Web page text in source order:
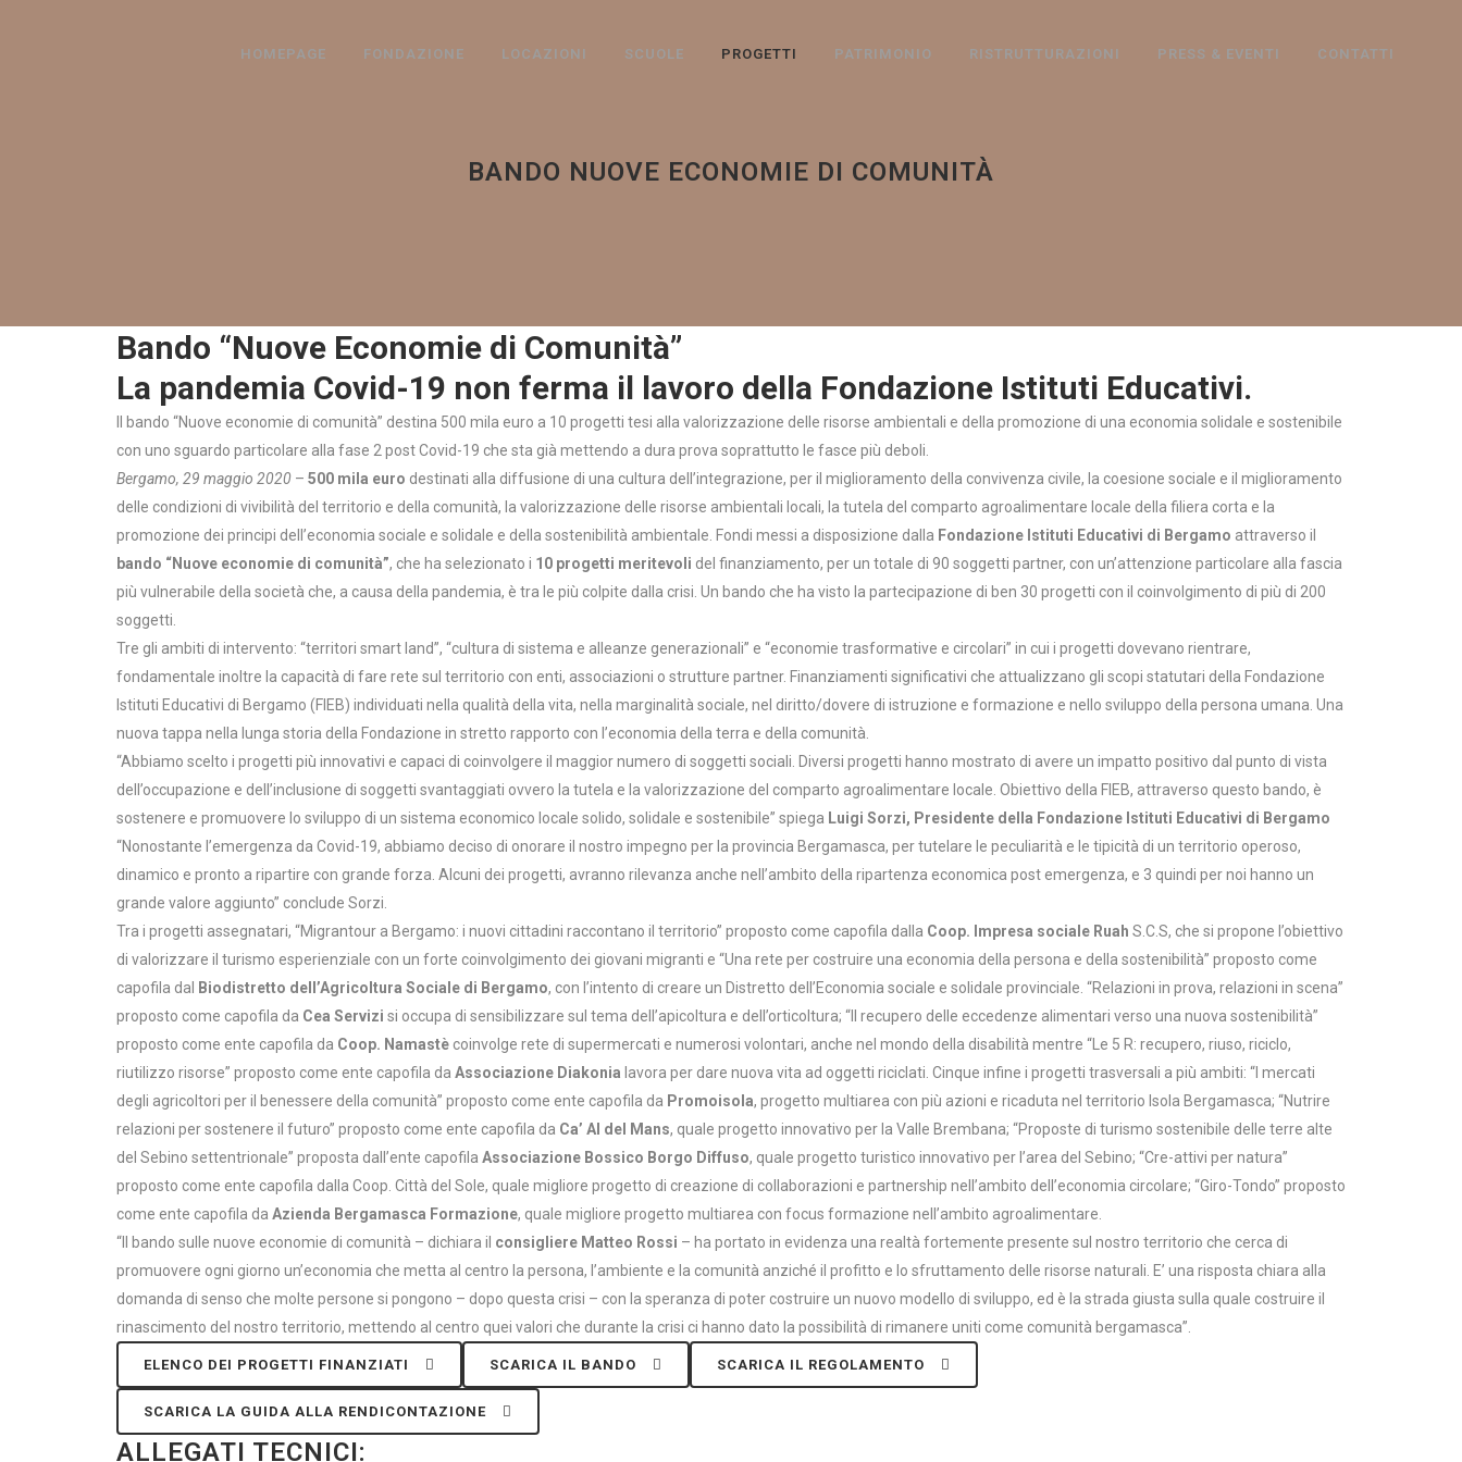
HOMEPAGE FONDAZIONE LOCAZIONI SCUOLE PROGETTI PATRIMONIO RISTRUTTURAZIONI PRESS & EVENTI CONTATTI
BANDO NUOVE ECONOMIE DI COMUNITÀ
Bando “Nuove Economie di Comunità”
La pandemia Covid-19 non ferma il lavoro della Fondazione Istituti Educativi.
Il bando “Nuove economie di comunità” destina 500 mila euro a 10 progetti tesi alla valorizzazione delle risorse ambientali e della promozione di una economia solidale e sostenibile
con uno sguardo particolare alla fase 2 post Covid-19 che sta già mettendo a dura prova soprattutto le fasce più deboli.
Bergamo, 29 maggio 2020 – 500 mila euro destinati alla diffusione di una cultura dell’integrazione, per il miglioramento della convivenza civile, la coesione sociale e il miglioramento
delle condizioni di vivibilità del territorio e della comunità, la valorizzazione delle risorse ambientali locali, la tutela del comparto agroalimentare locale della filiera corta e la
promozione dei principi dell’economia sociale e solidale e della sostenibilità ambientale. Fondi messi a disposizione dalla Fondazione Istituti Educativi di Bergamo attraverso il
bando “Nuove economie di comunità”, che ha selezionato i 10 progetti meritevoli del finanziamento, per un totale di 90 soggetti partner, con un’attenzione particolare alla fascia
più vulnerabile della società che, a causa della pandemia, è tra le più colpite dalla crisi. Un bando che ha visto la partecipazione di ben 30 progetti con il coinvolgimento di più di 200
soggetti.
Tre gli ambiti di intervento: “territori smart land”, “cultura di sistema e alleanze generazionali” e “economie trasformative e circolari” in cui i progetti dovevano rientrare,
fondamentale inoltre la capacità di fare rete sul territorio con enti, associazioni o strutture partner. Finanziamenti significativi che attualizzano gli scopi statutari della Fondazione
Istituti Educativi di Bergamo (FIEB) individuati nella qualità della vita, nella marginalità sociale, nel diritto/dovere di istruzione e formazione e nello sviluppo della persona umana. Una
nuova tappa nella lunga storia della Fondazione in stretto rapporto con l’economia della terra e della comunità.
“Abbiamo scelto i progetti più innovativi e capaci di coinvolgere il maggior numero di soggetti sociali. Diversi progetti hanno mostrato di avere un impatto positivo dal punto di vista
dell’occupazione e dell’inclusione di soggetti svantaggiati ovvero la tutela e la valorizzazione del comparto agroalimentare locale. Obiettivo della FIEB, attraverso questo bando, è
sostenere e promuovere lo sviluppo di un sistema economico locale solido, solidale e sostenibile” spiega Luigi Sorzi, Presidente della Fondazione Istituti Educativi di Bergamo
“Nonostante l’emergenza da Covid-19, abbiamo deciso di onorare il nostro impegno per la provincia Bergamasca, per tutelare le peculiarità e le tipicità di un territorio operoso,
dinamico e pronto a ripartire con grande forza. Alcuni dei progetti, avranno rilevanza anche nell’ambito della ripartenza economica post emergenza, e 3 quindi per noi hanno un
grande valore aggiunto” conclude Sorzi.
Tra i progetti assegnatari, “Migrantour a Bergamo: i nuovi cittadini raccontano il territorio” proposto come capofila dalla Coop. Impresa sociale Ruah S.C.S, che si propone l’obiettivo
di valorizzare il turismo esperienziale con un forte coinvolgimento dei giovani migranti e “Una rete per costruire una economia della persona e della sostenibilità” proposto come
capofila dal
Biodistretto dell’Agricoltura Sociale di Bergamo, con l’intento di creare un Distretto dell’Economia sociale e solidale provinciale. “Relazioni in prova, relazioni in scena”
proposto come capofila da Cea Servizi si occupa di sensibilizzare sul tema dell’apicoltura e dell’orticoltura; “Il recupero delle eccedenze alimentari verso una nuova sostenibilità”
proposto come ente capofila da Coop. Namastè coinvolge rete di supermercati e numerosi volontari, anche nel mondo della disabilità mentre “Le 5 R: recupero, riuso, riciclo,
riutilizzo risorse” proposto come ente capofila da Associazione Diakonia lavora per dare nuova vita ad oggetti riciclati. Cinque infine i progetti trasversali a più ambiti: “I mercati
degli agricoltori per il benessere della comunità” proposto come ente capofila da Promoisola, progetto multiarea con più azioni e ricaduta nel territorio Isola Bergamasca; “Nutrire
relazioni per sostenere il futuro” proposto come ente capofila da Ca’ Al del Mans, quale progetto innovativo per la Valle Brembana; “Proposte di turismo sostenibile delle terre alte
del Sebino settentrionale” proposta dall’ente capofila Associazione Bossico Borgo Diffuso, quale progetto turistico innovativo per l’area del Sebino; “Cre-attivi per natura”
proposto come ente capofila dalla Coop. Città del Sole, quale migliore progetto di creazione di collaborazioni e partnership nell’ambito dell’economia circolare; “Giro-Tondo” proposto
come ente capofila da Azienda Bergamasca Formazione, quale migliore progetto multiarea con focus formazione nell’ambito agroalimentare.
“Il bando sulle nuove economie di comunità – dichiara il consigliere Matteo Rossi – ha portato in evidenza una realtà fortemente presente sul nostro territorio che cerca di
promuovere ogni giorno un’economia che metta al centro la persona, l’ambiente e la comunità anziché il profitto e lo sfruttamento delle risorse naturali. E’ una risposta chiara alla
domanda di senso che molte persone si pongono – dopo questa crisi – con la speranza di poter costruire un nuovo modello di sviluppo, ed è la strada giusta sulla quale costruire il
rinascimento del nostro territorio, mettendo al centro quei valori che durante la crisi ci hanno dato la possibilità di rimanere uniti come comunità bergamasca”.
ELENCO DEI PROGETTI FINANZIATI SCARICA IL BANDO SCARICA IL REGOLAMENTO
SCARICA LA GUIDA ALLA RENDICONTAZIONE
ALLEGATI TECNICI: